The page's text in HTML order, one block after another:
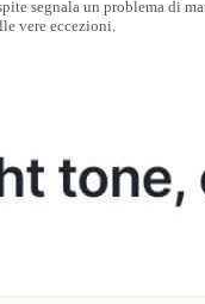
segnala un problema
vere eccezioni.